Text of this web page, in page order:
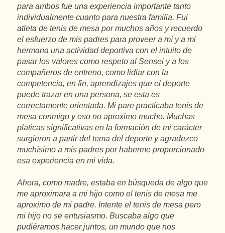
para ambos fue una experiencia importante tanto
individualmente cuanto para nuestra familia. Fui
atleta de tenis de mesa pormuchos años yrecuerdo
el esfuerzo de mis padres para proveera míy a mi
hermana una actividad deportiva con el intuito de
pasarlos valores como respeto al Sensei y a los
compañeros de entreno, como lidiar con la
competencia, en fin, aprendizajes que el deporte
puede trazar en una persona, se esta es
correctamente orientada. Mi pare practicaba tenis de
mesa conmigo yeso no aproximo mucho. Muchas
platicas significativas en la formación de mi carácter
surgieron a partir del tema del deporte yagradezco
muchísimo a mis padres porhaberme proporcionado
esa experiencia en mi vida.
Ahora, como madre, estaba en búsqueda de algo que
me aproximara a mi hijo como el tenis de mesa me
aproximo de mi padre. Intente el tenis de mesa pero
mi hijo no se entusiasmo. Buscaba algo que
pudiéramos hacer juntos, un mundo que nos